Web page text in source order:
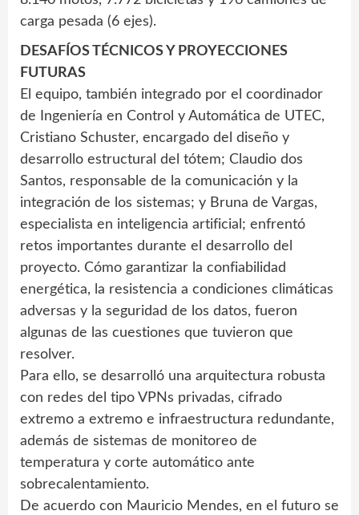
carga pesada (6 ejes).
DESAFÍOS TÉCNICOS Y PROYECCIONES
FUTURAS
El equipo, también integrado por el coordinador
de Ingeniería en Control y Automática de UTEC,
Cristiano Schuster, encargado del diseño y
desarrollo estructural del tótem; Claudio dos
Santos, responsable de la comunicación y la
integración de los sistemas; y Bruna de Vargas,
especialista en inteligencia artificial; enfrentó
retos importantes durante el desarrollo del
proyecto. Cómo garantizar la confiabilidad
energética, la resistencia a condiciones climáticas
adversas y la seguridad de los datos, fueron
algunas de las cuestiones que tuvieron que
resolver.
Para ello, se desarrolló una arquitectura robusta
con redes del tipo VPNs privadas, cifrado
extremo a extremo e infraestructura redundante,
además de sistemas de monitoreo de
temperatura y corte automático ante
sobrecalentamiento.
De acuerdo con Mauricio Mendes, en el futuro se